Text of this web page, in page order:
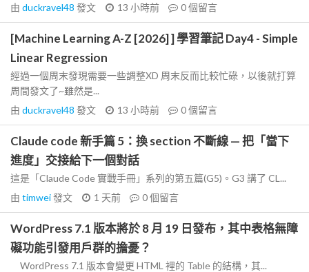
由 duckravel48 發文 13 小時前 0個留言
[Machine Learning A-Z [2026] ] 學習筆記 Day4 - Simple
Linear Regression
經過一個周末發現需要一些調整XD 周末反而比較忙碌，以後就打算
周間發文了~雖然是...
由 duckravel48 發文 13 小時前 0個留言
Claude code 新手篇 5：換 section 不斷線 — 把「當下
進度」交接給下一個對話
這是「Claude Code 實戰手冊」系列的第五篇(G5)。G3 講了 CL...
由 timwei發文 1 天前 0個留言
WordPress 7.1 版本將於 8 月 19 日發布，其中表格無障
礙功能引發用戶群的擔憂？
WordPress 7.1 版本會變更 HTML 裡的 Table 的結構，其...